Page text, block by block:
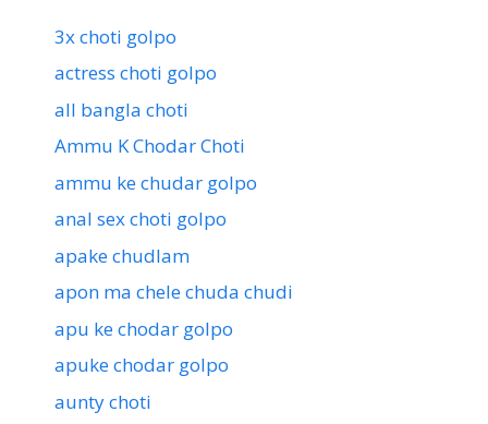
3x choti golpo
actress choti golpo
all bangla choti
Ammu K Chodar Choti
ammu ke chudar golpo
anal sex choti golpo
apake chudlam
apon ma chele chuda chudi
apu ke chodar golpo
apuke chodar golpo
aunty choti